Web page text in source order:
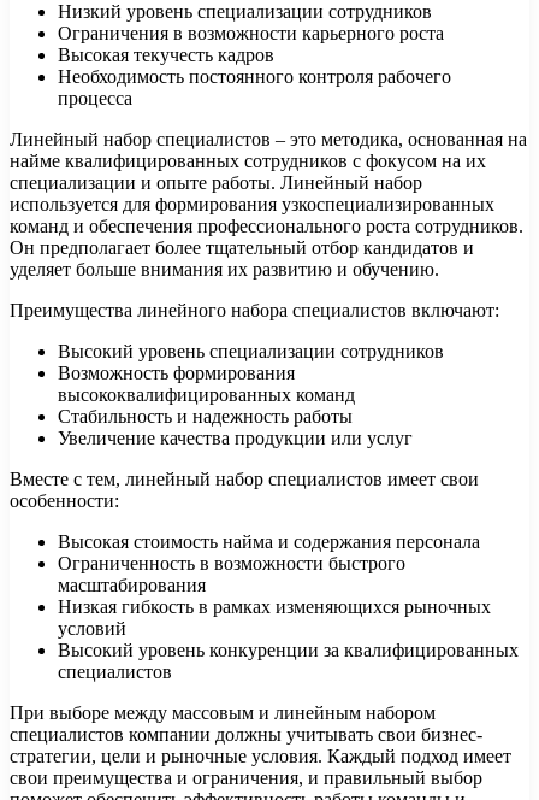
Низкий уровень специализации сотрудников
Ограничения в возможности карьерного роста
Высокая текучесть кадров
Необходимость постоянного контроля рабочего
процесса
Линейный набор специалистов – это методика, основанная на
найме квалифицированных сотрудников с фокусом на их
специализации и опыте работы. Линейный набор
используется для формирования узкоспециализированных
команд и обеспечения профессионального роста сотрудников.
Он предполагает более тщательный отбор кандидатов и
уделяет больше внимания их развитию и обучению.
Преимущества линейного набора специалистов включают:
Высокий уровень специализации сотрудников
Возможность формирования
высококвалифицированных команд
Стабильность и надежность работы
Увеличение качества продукции или услуг
Вместе с тем, линейный набор специалистов имеет свои
особенности:
Высокая стоимость найма и содержания персонала
Ограниченность в возможности быстрого
масштабирования
Низкая гибкость в рамках изменяющихся рыночных
условий
Высокий уровень конкуренции за квалифицированных
специалистов
При выборе между массовым и линейным набором
специалистов компании должны учитывать свои бизнес-
стратегии, цели и рыночные условия. Каждый подход имеет
свои преимущества и ограничения, и правильный выбор